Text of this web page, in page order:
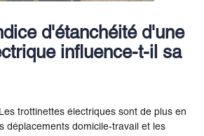
d'étanchéité d'une
influence-t-il sa
Les trottinettes électriques sont de plus en
déplacements domicile-travail et les